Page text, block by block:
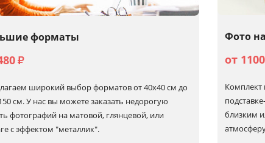
форматы
₽
широкий выбор форматов от 40х40 см до
см. У нас вы можете заказать недорогую
фотографий на матовой, глянцевой, или
с эффектом "металлик".
Фото
от 1100
Комплект
близким